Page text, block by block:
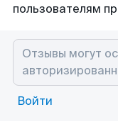
пользователям
Войти